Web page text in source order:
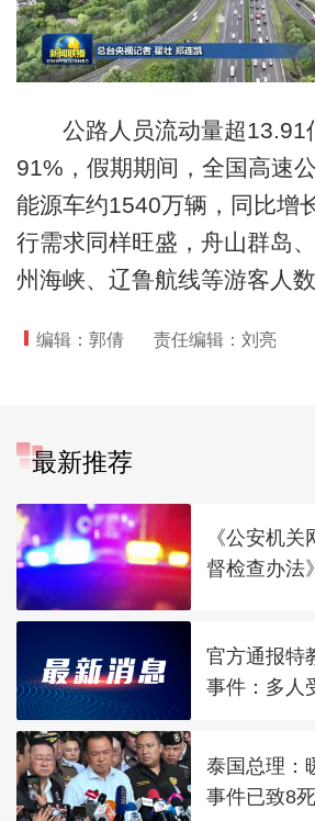
公路人员流动量超13.91
91%，假期期间，全国高速
能源车约1540万辆，同比增
行需求同样旺盛，舟山群岛
州海峡、辽鲁航线等游客人数
编辑：郭倩 责任编辑：刘亮
最新推荐
《公安机
督检查办法
官方通报特
事件：多人
泰国总理：
事件已致8